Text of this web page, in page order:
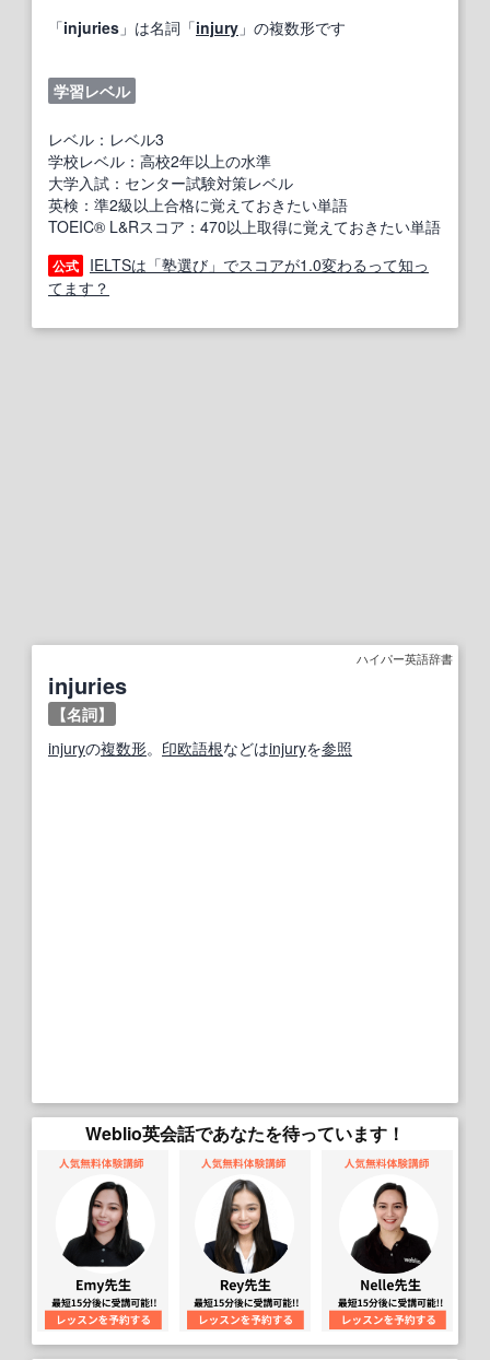
「injuries 」は名詞「injury 」の複数形です
学習レベル
レベル：レベル3
学校レベル：高校2年以上の水準
大学入試：センター試験対策レベル
英検：準2級以上合格に覚えておきたい単語
TOEIC® L&Rスコア：470以上取得に覚えておきたい単語
公式
IELTSは「塾選び」でスコアが1.0変わるって知っ
てます？
ハイパー英語辞書
injuries
【名詞】
injuryの複数形。 印欧語根などはinjuryを参照
Weblio英会話であなたを待っています！